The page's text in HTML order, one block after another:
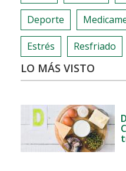
Deporte
Estrés Resfriado
LO MÁS VISTO